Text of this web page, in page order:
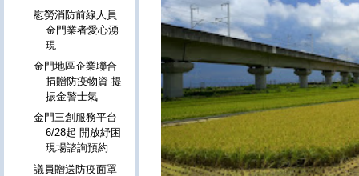
慰勞消防前線人員
金門業者愛心湧
現
金門地區企業聯合
捐贈防疫物資 提
振金警士氣
金門三創服務平台
6/28起 開放紓困
現場諮詢預約
議員贈送防疫面罩